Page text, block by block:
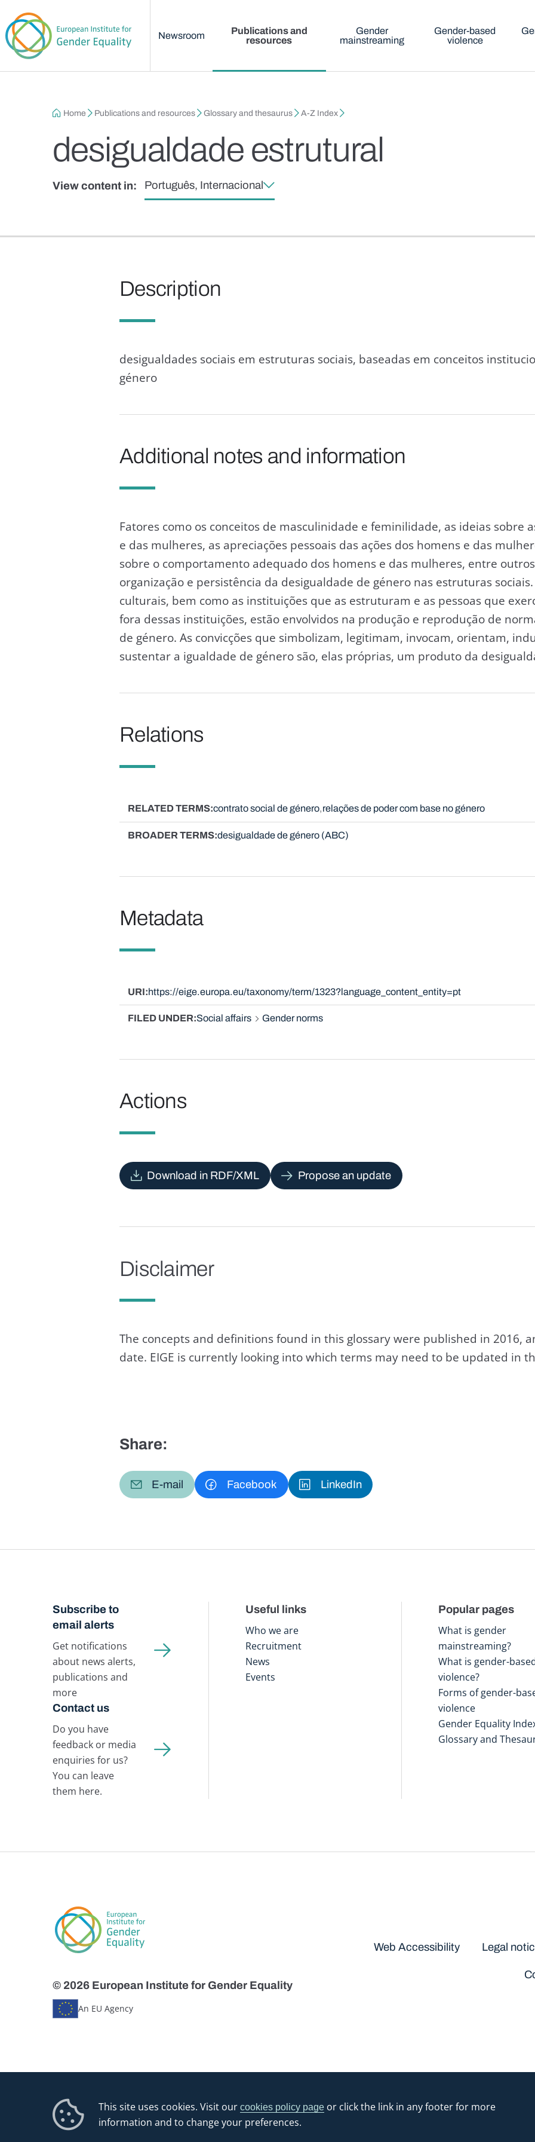
This site uses cookies. Visit ourcookies policy page or click the link in any footer for more
information and to change your preferences.
Newsroom
Publications and
resources
Gender
mainstreaming
Gender-based
violence
Breadcrumb
Home Publications and resources Glossary and thesaurus A-Z Index
desigualdade estrutural
View content in: Português, Internacional
Description
desigualdades sociais em estruturas sociais, baseadas em conceitos
género
Additional notes and information
Fatores como os conceitos de masculinidade e feminilidade, as ideias sobre
e das mulheres, as apreciações pessoais das ações dos homens e das
sobre o comportamento adequado dos homens e das mulheres, entre
organização e persistência da desigualdade de género nas estruturas
culturais, bem como as instituições que as estruturam e as pessoas que
fora dessas instituições, estão envolvidos na produção e reprodução de
de género. As convicções que simbolizam, legitimam, invocam, orientam,
sustentar a igualdade de género são, elas próprias, um produto da
Relations
RELATED TERMS contrato social de género relações de poder com base no género
BROADER TERMS desigualdade de género (ABC)
Metadata
URI https://eige.europa.eu/taxonomy/term/1323?language_content_entity=pt
FILED UNDER Social affairs Gender norms
Actions
Download in RDF/XML Propose an update
Disclaimer
The concepts and definitions found in this glossary were published in 2016,
date. EIGE is currently looking into which terms may need to be updated in
Share:
E-mail Facebook LinkedIn
Subscribe to
email alerts
Get notifications
about news alerts,
publications and
more
Contact us
Do you have
feedback or media
enquiries for us?
You can leave
them here.
Useful links
Who we are
Recruitment
News
Events
Popular pages
What is gender
mainstreaming?
What is gender-
violence?
Forms of gender-
violence
Gender Equality
Glossary and
© 2026 European Institute for Gender Equality
An EU Agency
Web Accessibility Legal